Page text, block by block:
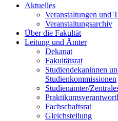
Aktuelles
Veranstaltungen und
Veranstaltungsarchiv
Über die Fakultät
Leitung und Ämter
Dekanat
Fakultätsrat
Studiendekaninnen
Studienkommissionen
Studienämter/
Fachschaftsrat
Gleichstellung